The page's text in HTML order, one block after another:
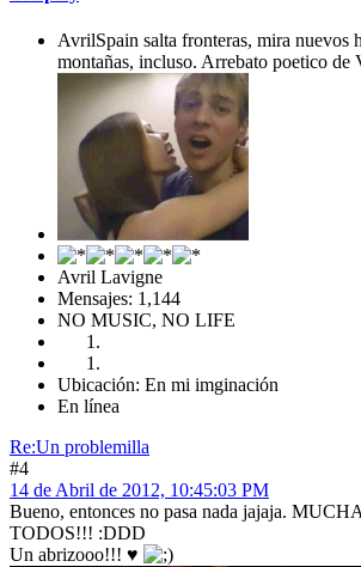
AvrilSpain salta fronteras, mira nuevos
montañas, incluso. Arrebato poetico de
Avril Lavigne
Mensajes: 1,144
NO MUSIC, NO LIFE
Ubicación: En mi imginación
En línea
Re:Un problemilla
#4
14 de Abril de 2012, 10:45:03 PM
Bueno, entonces no pasa nada jajaja.
TODOS!!! :DDD
Un abrizooo!!! ♥